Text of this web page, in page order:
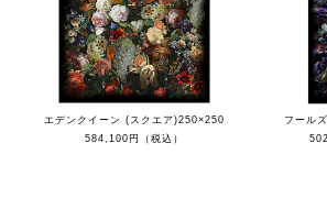
エデンクイーン (スクエア)250×250
584,100円（税込）
フール